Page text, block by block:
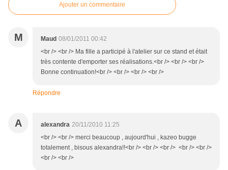
Ajouter un commentaire
M Maud 08/01/2011 00:42
<br /> <br /> Ma fille a participé à l'atelier sur ce stand et était
très contente d'emporter ses réalisations.<br /> <br /> <br />
Bonne continuation!<br /> <br /> <br /> <br />
Répondre
A alexandra 20/11/2010 11:25
<br /> <br /> merci beaucoup , aujourd'hui , kazeo bugge
totalement , bisous alexandra!!<br /> <br /> <br /> <br /> <br />
<br /> <br />